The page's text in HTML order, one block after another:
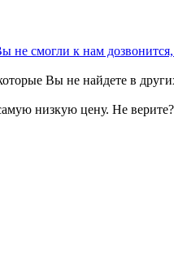
не смогли к нам
Вы не найдете в
низкую цену. Не